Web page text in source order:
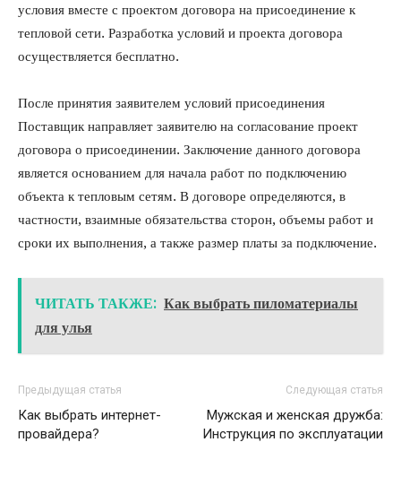
условия вместе с проектом договора на присоединение к
тепловой сети. Разработка условий и проекта договора
осуществляется бесплатно.
После принятия заявителем условий присоединения
Поставщик направляет заявителю на согласование проект
договора о присоединении. Заключение данного договора
является основанием для начала работ по подключению
объекта к тепловым сетям. В договоре определяются, в
частности, взаимные обязательства сторон, объемы работ и
сроки их выполнения, а также размер платы за подключение.
ЧИТАТЬ ТАКЖЕ: Как выбрать пиломатериалы
для улья
Предыдущая статья
Как выбрать интернет-
провайдера?
Следующая статья
Мужская и женская дружба:
Инструкция по эксплуатации